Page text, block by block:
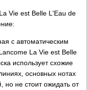
Vie est Belle L'Eau de
с автоматическим
La Vie est Belle
использует схожие
основных нотах
но не стоит ожидать от